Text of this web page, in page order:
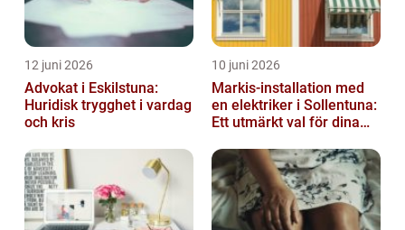
12 juni 2026
Advokat i Eskilstuna:
Huridisk trygghet i vardag
och kris
10 juni 2026
Markis-installation med
en elektriker i Sollentuna:
Ett utmärkt val för dina